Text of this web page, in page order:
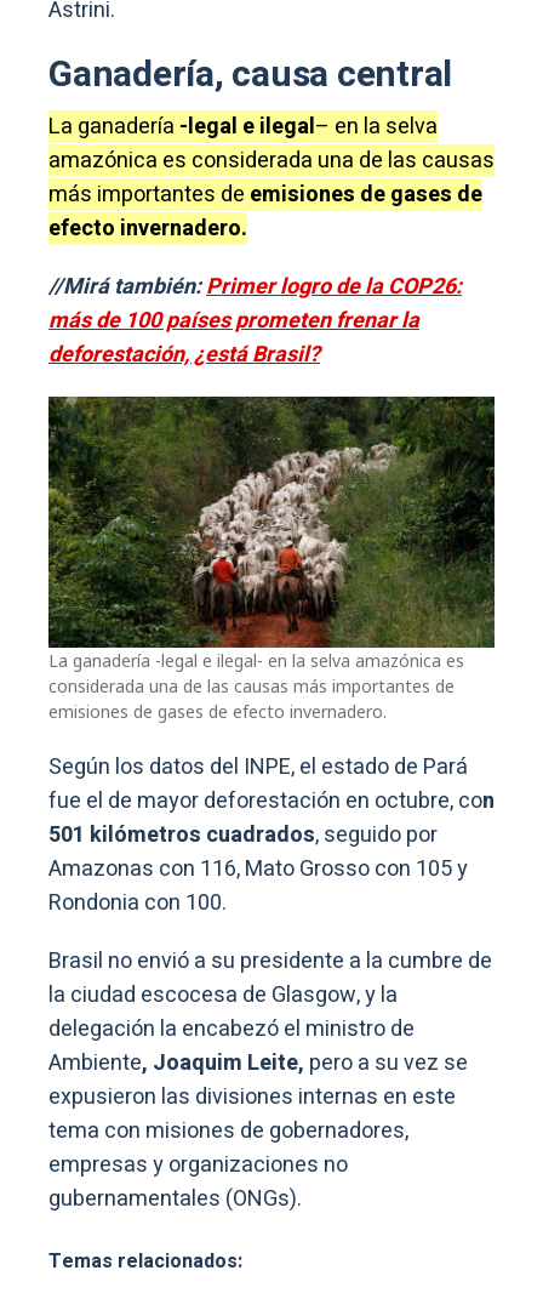
Astrini.
Ganadería, causa central
La ganadería -legal e ilegal– en la selva
amazónica es considerada una de las causas
más importantes de emisiones de gases de
efecto invernadero.
//Mirá también:Primer logro de la COP26:
más de 100 países prometen frenar la
deforestación, ¿está Brasil?
La ganadería -legal e ilegal- en la selva amazónica es
considerada una de las causas más importantes de
emisiones de gases de efecto invernadero.
Según los datos del INPE, el estado de Pará
fue el de mayor deforestación en octubre, con
501 kilómetros cuadrados, seguido por
Amazonas con 116, Mato Grosso con 105 y
Rondonia con 100.
Brasil no envió a su presidente a la cumbre de
la ciudad escocesa de Glasgow, y la
delegación la encabezó el ministro de
Ambiente, Joaquim Leite, pero a su vez se
expusieron las divisiones internas en este
tema con misiones de gobernadores,
empresas y organizaciones no
gubernamentales (ONGs).
Temas relacionados: